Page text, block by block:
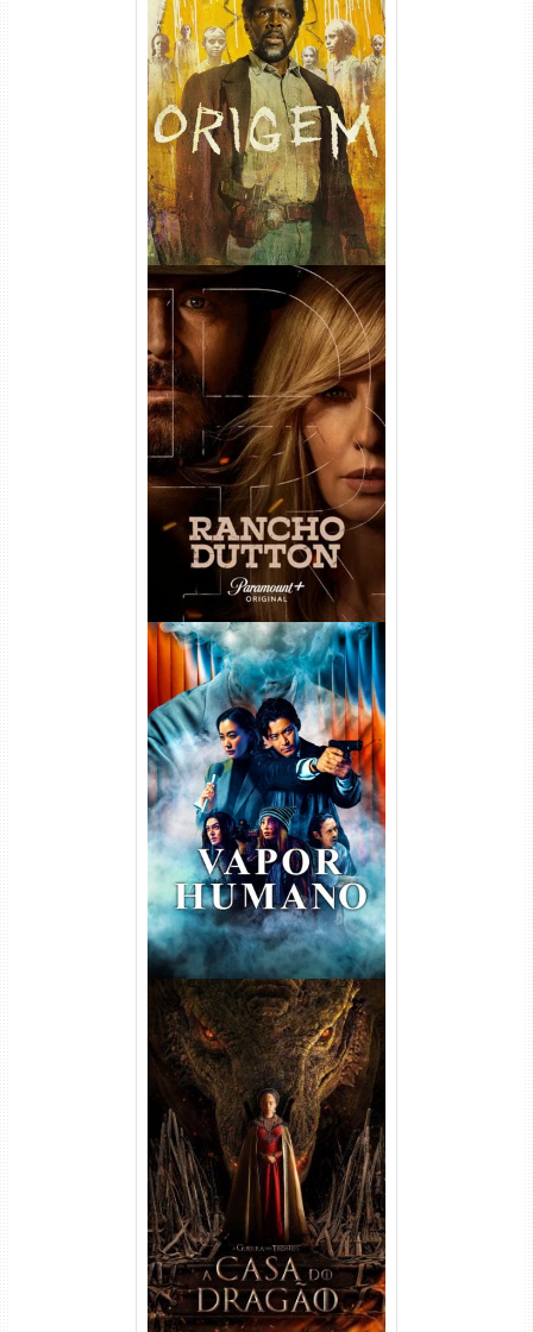
Origem 4ª Temporada Torrent
(2026) WEB-DL 1080p/4K
Dual Áudio
Rancho Dutton 1ª
Temporada Torrent (2026)
WEB-DL 1080p Dual Áudio
Vapor Humano 1ª Temporada
Torrent (2026) WEB-DL 1080p
Dual Áudio
A Casa do Dragão 1ª
Temporada Torrent (2022)
WEB-DL 720p/1080p Dual
Áudio